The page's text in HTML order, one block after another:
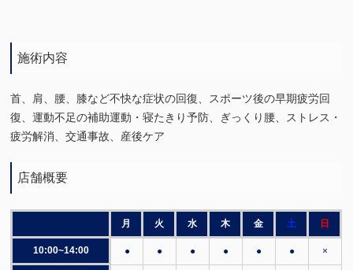
施術内容
首、肩、腰、膝など不快な症状の回復、スポーツ後の早期疲労回
復、運動不足の補助運動・寝たきり予防、ぎっくり腰、ストレス・
疲労解消、交通事故、産後ケア
店舗概要
月 火 水 木 金 土 日
10:00~14:00 ● ● ● ● ● ● ×